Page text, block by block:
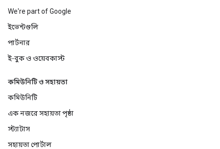
We're part of Google
ইভেন্টগুলি
পার্টনার
ই-বুক ও ওয়েবকাস্ট
কমিউনিটি ও সহায়তা
কমিউনিটি
এক নজরে সহায়তা পৃষ্ঠা
স্ট্যাটাস
সহায়তা পোর্টাল